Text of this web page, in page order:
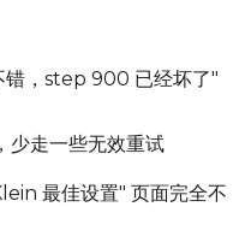
ToggleCache Text
Cache Text
Regularization
ToggleDifferential
Differential Output
，step 900 已经坏了"
走一些无效重试
最佳设置" 页面完全不